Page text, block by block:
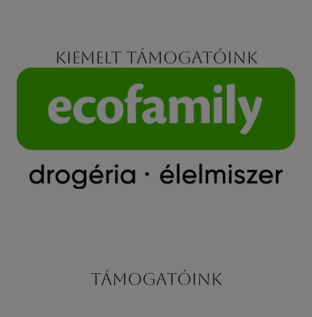
Kiemelt támogatóink
Támogatóink